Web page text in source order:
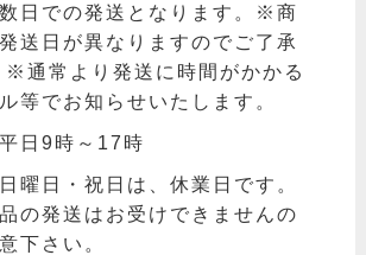
日での発送となります。※商
送日が異なりますのでご了承
※通常より発送に時間がかかる
等でお知らせいたします。
日9時～17時
曜日・祝日は、休業日です。
の発送はお受けできませんの
下さい。